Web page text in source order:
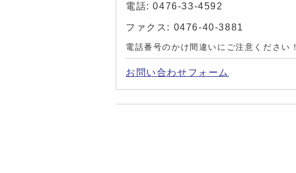
電話: 0476-33-4592
ファクス: 0476-40-3881
電話番号のかけ間違いにご注意ください！
お問い合わせフォーム